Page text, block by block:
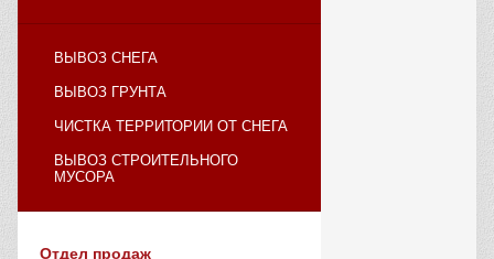
ВЫВОЗ СНЕГА
ВЫВОЗ ГРУНТА
ЧИСТКА ТЕРРИТОРИИ ОТ СНЕГА
ВЫВОЗ СТРОИТЕЛЬНОГО
МУСОРА
Отдел продаж